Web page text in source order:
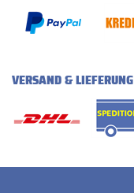
VERSAND & LIEFERUNG